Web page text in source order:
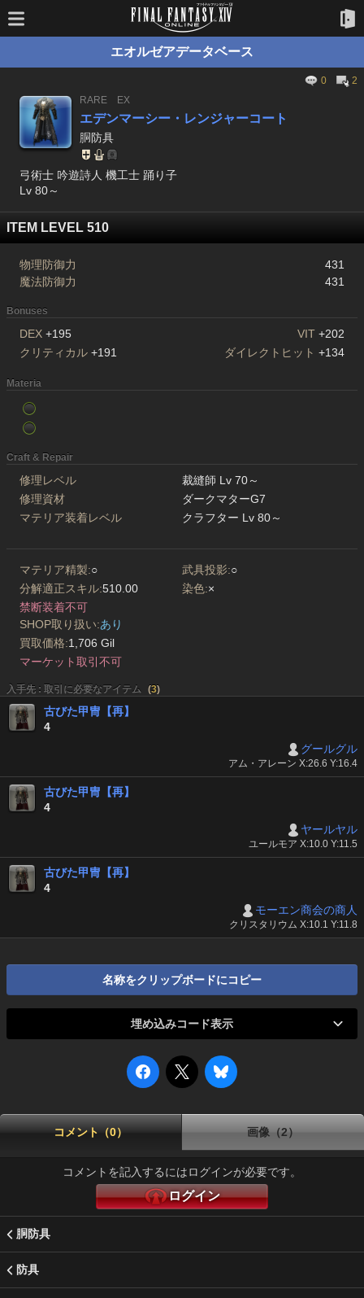
エオルゼアデータベース
0
2
RARE
EX
エデンマーシー・レンジャーコート
胴防具
弓術士 吟遊詩人 機工士 踊り子
Lv 80～
ITEM LEVEL 510
物理防御力
431
魔法防御力
431
Bonuses
DEX +195 VIT +202
クリティカル +191 ダイレクトヒット +134
Materia
Craft & Repair
修理レベル
裁縫師 Lv 70～
修理資材
ダークマターG7
マテリア装着レベル
クラフター Lv 80～
マテリア精製:○ 武具投影:○
分解適正スキル:510.00 染色:×
禁断装着不可
SHOP取り扱い:あり
買取価格:1,706 Gil
マーケット取引不可
入手先 : 取引に必要なアイテム (3)
古びた甲冑【再】
4
グールグル
アム・アレーン X:26.6 Y:16.4
古びた甲冑【再】
4
ヤールヤル
ユールモア X:10.0 Y:11.5
古びた甲冑【再】
4
モーエン商会の商人
クリスタリウム X:10.1 Y:11.8
名称をクリップボードにコピー
埋め込みコード表示
コメント（0） 画像（2）
コメントを記入するにはログインが必要です。
ログイン
胴防具
防具